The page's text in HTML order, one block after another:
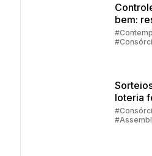
bem:
de
loteria
quando